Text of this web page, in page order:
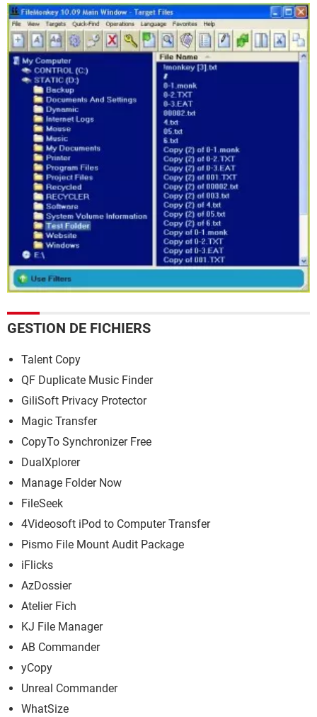
GESTION DE FICHIERS
Talent Copy
QF Duplicate Music Finder
GiliSoft Privacy Protector
Magic Transfer
CopyTo Synchronizer Free
DualXplorer
Manage Folder Now
FileSeek
4Videosoft iPod to Computer Transfer
Pismo File Mount Audit Package
iFlicks
AzDossier
Atelier Fich
KJ File Manager
AB Commander
yCopy
Unreal Commander
WhatSize